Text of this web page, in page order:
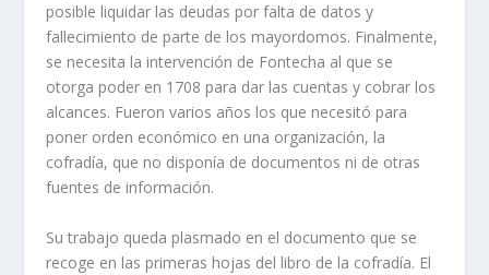
posible liquidar las deudas por falta de datos y
fallecimiento de parte de los mayordomos. Finalmente,
se necesita la intervención de Fontecha al que se
otorga poder en 1708 para dar las cuentas y cobrar los
alcances. Fueron varios años los que necesitó para
poner orden económico en una organización, la
cofradía, que no disponía de documentos ni de otras
fuentes de información.
Su trabajo queda plasmado en el documento que se
recoge en las primeras hojas del libro de la cofradía. El